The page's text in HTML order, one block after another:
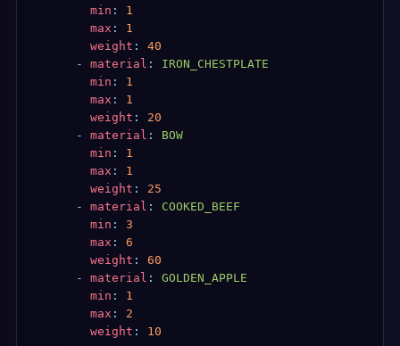
        min
:
1
        max
:
1
        weight
:
40
      -
material :
IRON_CHESTPLATE
        min
:
1
        max
:
1
        weight
:
20
      -
material :
BOW
        min
:
1
        max
:
1
        weight
:
25
      -
material :
COOKED_BEEF
        min
:
3
        max
:
6
        weight
:
60
      -
material :
GOLDEN_APPLE
        min
:
1
        max
:
2
        weight
: 10